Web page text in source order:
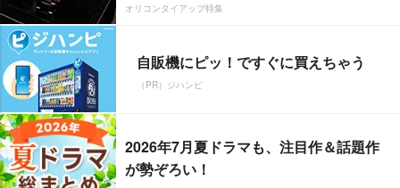
オリコンタイアップ特集
自販機にピッ！ですぐに買えちゃう
（PR）ジハンピ
2026年7月夏ドラマも、注目作＆話題作
が勢ぞろい！